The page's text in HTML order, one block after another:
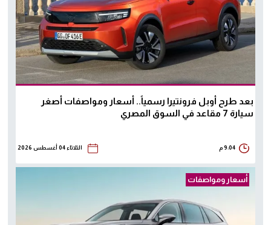
بعد طرح أوبل فرونتيرا رسمياً.. أسعار ومواصفات أصغر
سيارة 7 مقاعد في السوق المصري
9:04 م الثلاثاء 04 أغسطس 2026
أسعار ومواصفات